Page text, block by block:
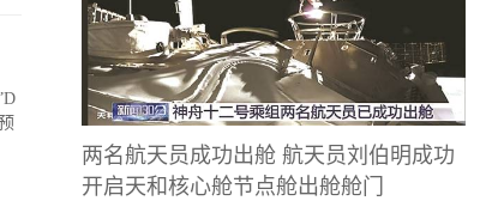
两名航天员成功出舱 航天员刘伯明成功
开启天和核心舱节点舱出舱舱门